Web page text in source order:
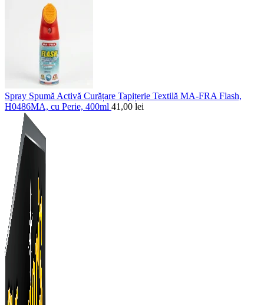
Spray Spumă Activă Curățare Tapițerie Textilă MA-FRA Flash,
H0486MA, cu Perie, 400ml 41,00 lei